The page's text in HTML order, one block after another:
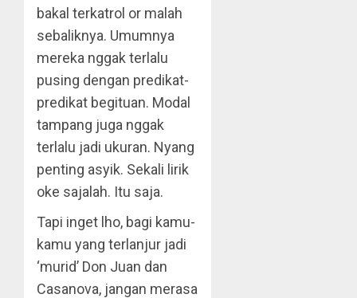
bakal terkatrol or malah
sebaliknya. Umumnya
mereka nggak terlalu
pusing dengan predikat-
predikat begituan. Modal
tampang juga nggak
terlalu jadi ukuran. Nyang
penting asyik. Sekali lirik
oke sajalah. Itu saja.
Tapi inget lho, bagi kamu-
kamu yang terlanjur jadi
‘murid’ Don Juan dan
Casanova, jangan merasa